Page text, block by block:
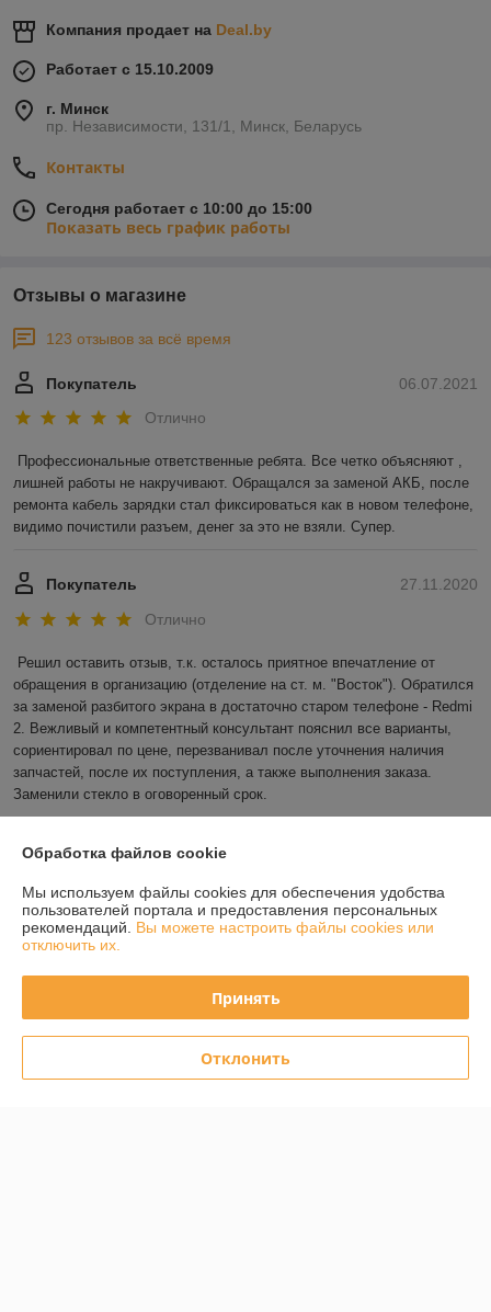
Компания продает на Deal.by
Работает с 15.10.2009
г. Минск
пр. Независимости, 131/1, Минск, Беларусь
Контакты
Сегодня работает с 10:00 до 15:00
Показать весь график работы
Отзывы о магазине
123 отзывов за всё время
06.07.2021
Покупатель
Отлично
Профессиональные ответственные ребята. Все четко объясняют ,
лишней работы не накручивают. Обращался за заменой АКБ, после
ремонта кабель зарядки стал фиксироваться как в новом телефоне,
видимо почистили разъем, денег за это не взяли. Супер.
27.11.2020
Покупатель
Отлично
Решил оставить отзыв, т.к. осталось приятное впечатление от
обращения в организацию (отделение на ст. м. "Восток"). Обратился
за заменой разбитого экрана в достаточно старом телефоне - Redmi
2. Вежливый и компетентный консультант пояснил все варианты,
сориентировал по цене, перезванивал после уточнения наличия
запчастей, после их поступления, а также выполнения заказа.
Заменили стекло в оговоренный срок.
О нас
Доставка и оплата
Обработка файлов cookie
Мы используем файлы cookies для обеспечения удобства
пользователей портала и предоставления персональных
рекомендаций. Вы можете настроить файлы cookies или
отключить их.
Принять
Отклонить